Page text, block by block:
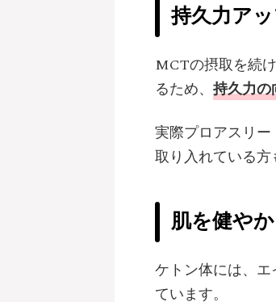
持久力ア
MCTの摂取を続
るため、 持久力
実際プロアスリ
取り入れている方
肌を健や
ケトン体には、
ています。